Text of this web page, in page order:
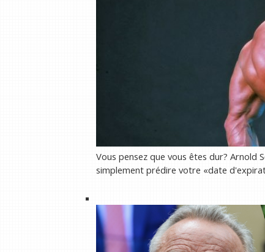
Vous pensez que vous êtes dur?
simplement prédire votre «date